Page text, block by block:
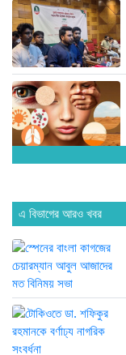
এ বিভাগের আরও খবর